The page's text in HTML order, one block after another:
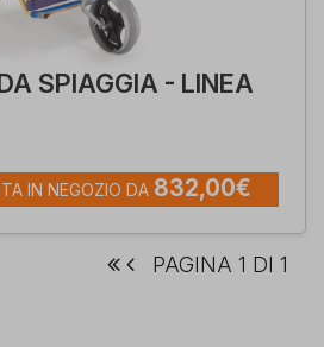
SPIAGGIA - LINEA
IN NEGOZIO DA 832,00€
PAGINA 1 DI 1